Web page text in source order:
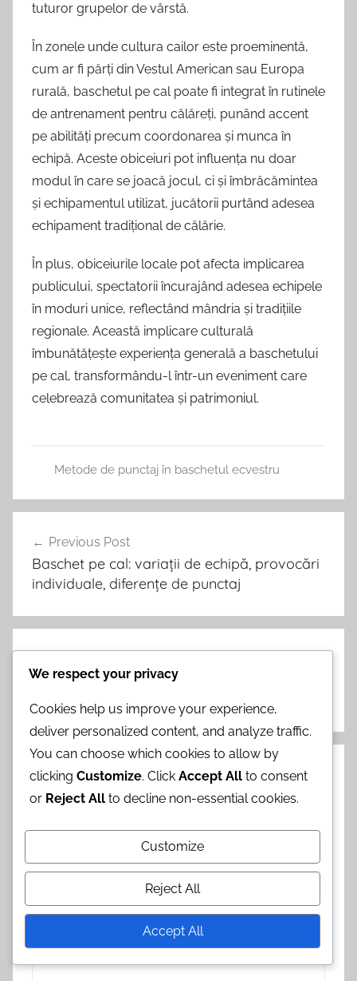
tuturor grupelor de vârstă.
În zonele unde cultura cailor este proeminentă,
cum ar fi părți din Vestul American sau Europa
rurală, baschetul pe cal poate fi integrat în rutinele
de antrenament pentru călăreți, punând accent
pe abilități precum coordonarea și munca în
echipă. Aceste obiceiuri pot influența nu doar
modul în care se joacă jocul, ci și îmbrăcămintea
și echipamentul utilizat, jucătorii purtând adesea
echipament tradițional de călărie.
În plus, obiceiurile locale pot afecta implicarea
publicului, spectatorii încurajând adesea echipele
în moduri unice, reflectând mândria și tradițiile
regionale. Această implicare culturală
îmbunătățește experiența generală a baschetului
pe cal, transformându-l într-un eveniment care
celebrează comunitatea și patrimoniul.
Metode de punctaj în baschetul ecvestru
navigation
Previous Post
Baschet pe cal: variații de echipă, provocări
individuale, diferențe de punctaj
Baschet pe cai: Strategii ofensive, Tehnici de
aruncare, Oportunități de punctare
Leave a Reply
Your email address will not be published.
Required fields are marked*
Comment*
We respect your privacy
Cookies help us improve your experience,
deliver personalized content, and analyze traffic.
You can choose which cookies to allow by
clicking Customize. Click Accept All to consent
or Reject All to decline non-essential cookies.
Customize
Reject All
Accept All